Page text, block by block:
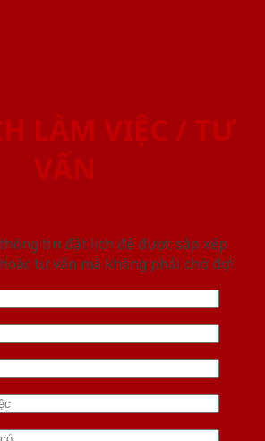
LÀM VIỆC / TƯ
VẤN
tin đặt lịch để được sắp xếp
tư vấn mà không phải chờ đợi.